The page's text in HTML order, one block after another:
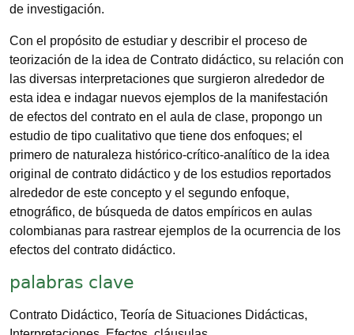
de investigación.
Con el propósito de estudiar y describir el proceso de
teorización de la idea de Contrato didáctico, su relación con
las diversas interpretaciones que surgieron alrededor de
esta idea e indagar nuevos ejemplos de la manifestación
de efectos del contrato en el aula de clase, propongo un
estudio de tipo cualitativo que tiene dos enfoques; el
primero de naturaleza histórico-crítico-analítico de la idea
original de contrato didáctico y de los estudios reportados
alrededor de este concepto y el segundo enfoque,
etnográfico, de búsqueda de datos empíricos en aulas
colombianas para rastrear ejemplos de la ocurrencia de los
efectos del contrato didáctico.
palabras clave
Contrato Didáctico, Teoría de Situaciones Didácticas,